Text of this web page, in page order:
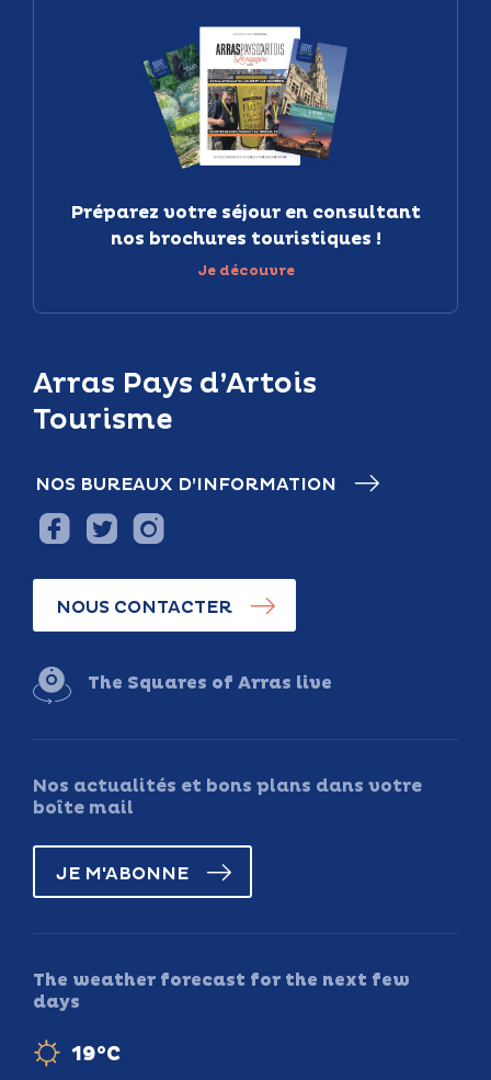
Arras Pays d’Artois
Tourisme
NOS BUREAUX D’INFORMATION
NOUS CONTACTER
The Squares of Arras live
Nos actualités et bons plans dans votre
boîte mail
JE M'ABONNE
The weather forecast for the next few
days
19°C
Préparez votre séjour en consultant
nos brochures touristiques !
Je découvre